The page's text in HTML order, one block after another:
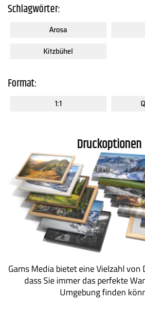
Schlagwörter:
Arosa
Kitzbühel
Format:
1:1
Druckoptionen
Gams Media bietet eine Vielzahl
dass Sie immer das perfekte
Umgebung finden